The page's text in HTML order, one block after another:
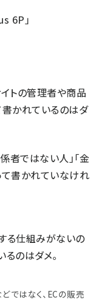
6P」
トの管理者や商品
書かれているのはダ
者ではない人」「金
て書かれていなけれ
る仕組みがないの
のはダメ。
ではなく、ECの販売